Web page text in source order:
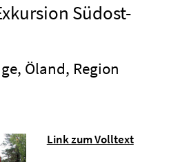
Südost-
Öland, Region
Link zum Volltext